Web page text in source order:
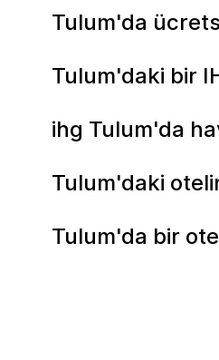
Tulum'da
Tulum'daki bir
ihg Tulum'da
Tulum'daki
Tulum'da bir